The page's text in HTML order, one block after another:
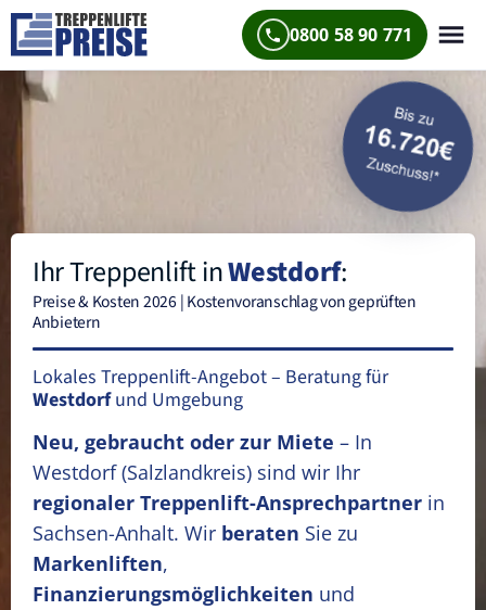
0800 58 90 771
Ihr Treppenlift inWestdorf:
Preise & Kosten 2026 | Kostenvoranschlag von geprüften
Anbietern
Lokales Treppenlift-Angebot – Beratung für
Westdorfund Umgebung
Neu, gebraucht oder zur Miete – In
Westdorf(Salzlandkreis) sind wir Ihr
regionaler Treppenlift-Ansprechpartner in
Sachsen-Anhalt. Wir beraten Sie zu
Markenliften,
Finanzierungsmöglichkeiten und